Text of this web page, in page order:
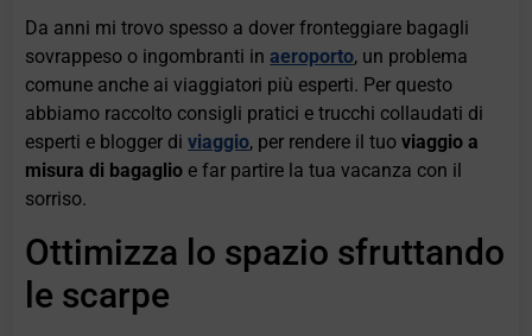
Da anni mi trovo spesso a dover fronteggiare bagagli
sovrappeso o ingombranti inaeroporto, un problema
comune anche ai viaggiatori più esperti. Per questo
abbiamo raccolto consigli pratici e trucchi collaudati di
esperti e blogger diviaggio, per rendere il tuoviaggio a
misura di bagaglio e far partire la tua vacanza con il
sorriso.
Ottimizza lo spazio sfruttando
le scarpe